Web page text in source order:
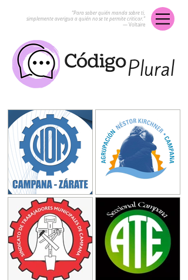
“Para saber quién manda sobre ti,
simplemente averigua a quién no se te permite criticar.”
― Voltaire